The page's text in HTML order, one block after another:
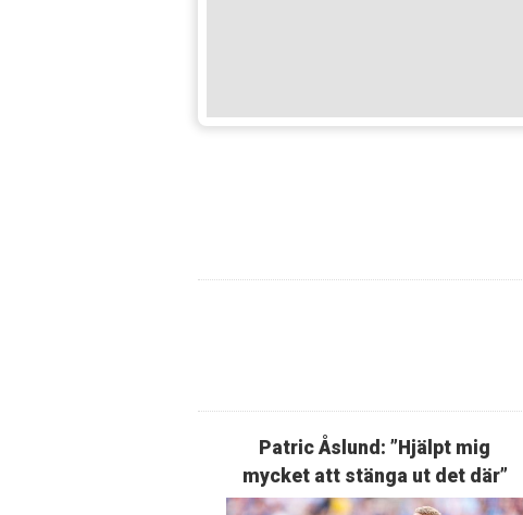
Patric Åslund: ”Hjälpt mig
mycket att stänga ut det där”